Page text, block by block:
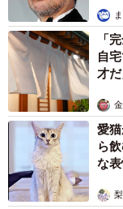
「
自
才
愛
ら
な